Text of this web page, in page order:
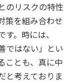
のリスクの特性
策を組み合わせ
。時には、
ではない」とい
ことも、真に中
と考えておりま